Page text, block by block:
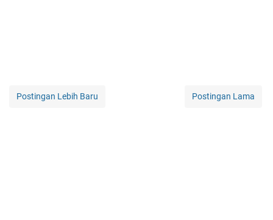
Postingan Lebih Baru Postingan Lama